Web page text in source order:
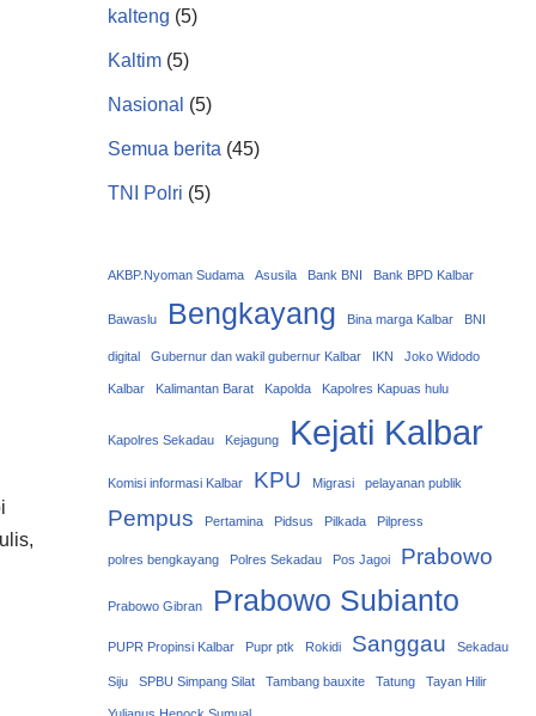
kalteng (5)
Kaltim(5)
Nasional (5)
Semua berita (45)
TNI Polri (5)
AKBP.Nyoman Sudama Asusila Bank BNI Bank BPD Kalbar
Bawaslu Bengkayang Bina marga Kalbar BNI
digital Gubernur dan wakil gubernur Kalbar IKN Joko Widodo
Kalbar Kalimantan Barat Kapolda Kapolres Kapuas hulu
Kapolres Sekadau Kejagung Kejati Kalbar
Komisi informasi Kalbar KPU Migrasi pelayanan publik
Pempus Pertamina Pidsus Pilkada Pilpress
polres bengkayang Polres Sekadau Pos Jagoi Prabowo
Prabowo Gibran Prabowo Subianto
PUPR Propinsi Kalbar Pupr ptk Rokidi Sanggau Sekadau
Siju SPBU Simpang Silat Tambang bauxite Tatung Tayan Hilir